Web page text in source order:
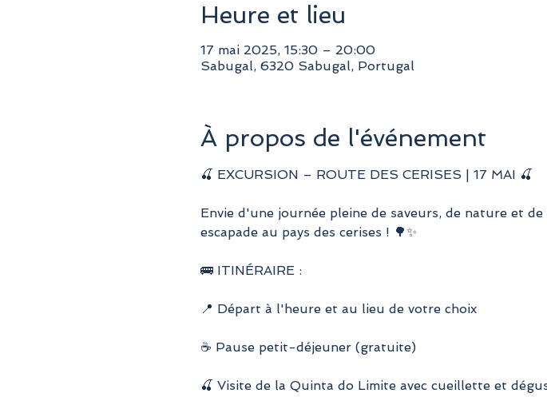
Heure et lieu
17 mai 2025, 15:30 – 20:00
Sabugal, 6320 Sabugal, Portugal
À propos de l'événement
🍒 EXCURSION – ROUTE DES CERISES | 17 MAI 🍒
Envie d'une journée pleine de saveurs, de nature et
escapade au pays des cerises ! 🌳✨
🚌 ITINÉRAIRE :
📍 Départ à l'heure et au lieu de votre choix
☕ Pause petit-déjeuner (gratuite)
🍒 Visite de la Quinta do Limite avec cueillette et